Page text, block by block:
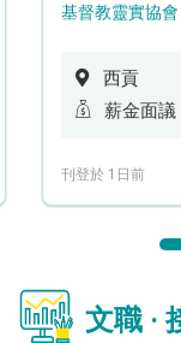
基督教靈實協會
西貢
薪金面議
刊登於 1日前
文職 ·